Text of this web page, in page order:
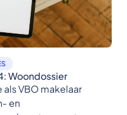
Woondossier
VBO makelaar
en